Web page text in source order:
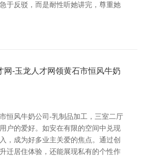
于反驳，而是耐性听她讲完，尊重她
网-玉龙人才网领黄石市恒风牛奶
恒风牛奶公司-乳制品加工，三室二厅
户的爱好。如安在有限的空间中兑现
，成为好多业主关爱的焦点。通过创
迁居住体验，还能展现私有的个性作